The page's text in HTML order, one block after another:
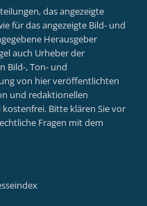
das angezeigte
für das angezeigte Bild- und
Herausgeber
auch Urheber der
Bild-, Ton- und
von hier veröffentlichten
und redaktionellen
Bitte klären Sie vor
Fragen mit dem